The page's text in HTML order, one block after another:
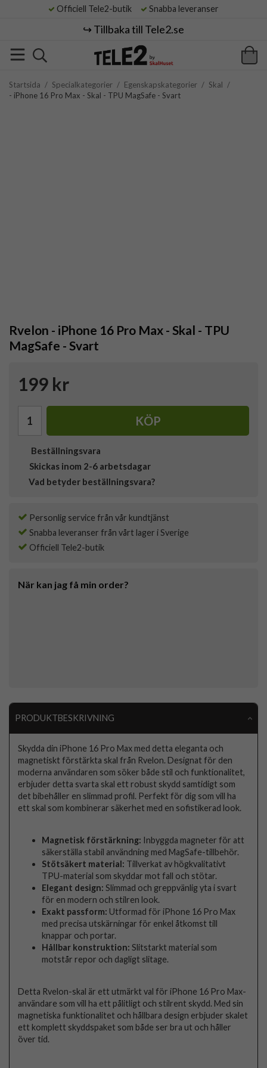
Officiell Tele2-butik Snabba leveranser
↪️ Tillbaka till Tele2.se
Startsida / Specialkategorier / Egenskapskategorier / Skal /
- iPhone 16 Pro Max - Skal - TPU MagSafe - Svart
Rvelon - iPhone 16 Pro Max - Skal - TPU
MagSafe - Svart
199 kr
KÖP
Beställningsvara
Skickas inom 2-6 arbetsdagar
Vad betyder beställningsvara?
Personlig service från vår kundtjänst
Snabba leveranser från vårt lager i Sverige
Officiell Tele2-butik
När kan jag få min order?
PRODUKTBESKRIVNING
Skydda din iPhone 16 Pro Max med detta eleganta och
magnetiskt förstärkta skal från Rvelon. Designat för den
moderna användaren som söker både stil och funktionalitet,
erbjuder detta svarta skal ett robust skydd samtidigt som
det bibehåller en slimmad profil. Perfekt för dig som vill ha
ett skal som kombinerar säkerhet med en sofistikerad look.
Magnetisk förstärkning: Inbyggda magneter för att
säkerställa stabil användning med MagSafe-tillbehör.
Stötsäkert material: Tillverkat av högkvalitativt
TPU-material som skyddar mot fall och stötar.
Elegant design: Slimmad och greppvänlig yta i svart
för en modern och stilren look.
Exakt passform: Utformad för iPhone 16 Pro Max
med precisa utskärningar för enkel åtkomst till
knappar och portar.
Hållbar konstruktion: Slitstarkt material som
motstår repor och dagligt slitage.
Detta Rvelon-skal är ett utmärkt val för iPhone 16 Pro Max-
användare som vill ha ett pålitligt och stilrent skydd. Med sin
magnetiska funktionalitet och hållbara design erbjuder skalet
ett komplett skyddspaket som både ser bra ut och håller
över tid.